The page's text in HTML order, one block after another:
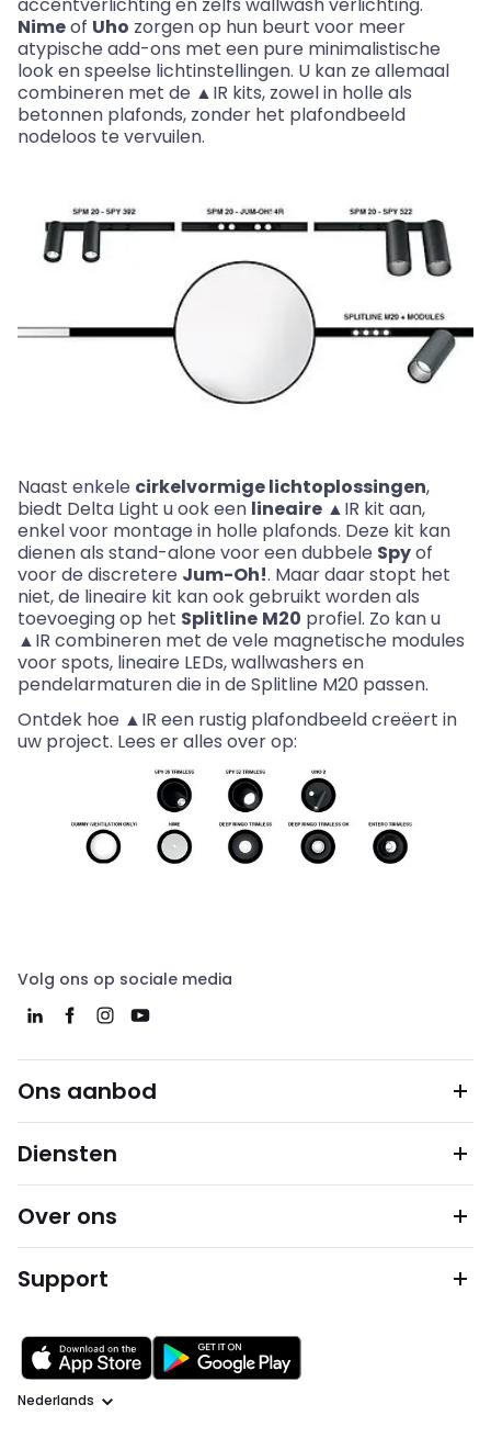
accentverlichting en zelfs wallwashverlichting.
Nimeof Uho zorgen op hun beurt voor meer
atypische add-ons met een pure minimalistische
look en speelse lichtinstellingen. U kan ze allemaal
combineren met de ▲IR kits, zowel in holle als
betonnen plafonds, zonder het plafondbeeld
nodeloos te vervuilen.
Naast enkele cirkelvormige lichtoplossingen,
biedt Delta Light u ook een lineaire ▲IR kit aan,
enkel voor montage in holle plafonds. Deze kit kan
dienen als stand-alone voor een dubbele Spyof
voor de discretere Jum-Oh!. Maar daar stopt het
niet, de lineaire kit kan ook gebruikt worden als
toevoeging op het Splitline M20 profiel. Zo kan u
▲IR combineren met de vele magnetische modules
voor spots, lineaire LEDs,wallwashers en
pendelarmaturen die in de Splitline M20 passen.
Ontdek hoe ▲IR een rustig plafondbeeld creëert in
uw project. Lees er alles over op:
Volg ons op sociale media
Ons aanbod
Diensten
Over ons
Support
Taal